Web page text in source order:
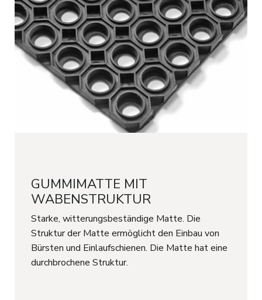
GUMMIMATTE MIT
WABENSTRUKTUR
Starke, witterungsbeständige Matte. Die
Struktur der Matte ermöglicht den Einbau von
Bürsten und Einlaufschienen. Die Matte hat eine
durchbrochene Struktur.